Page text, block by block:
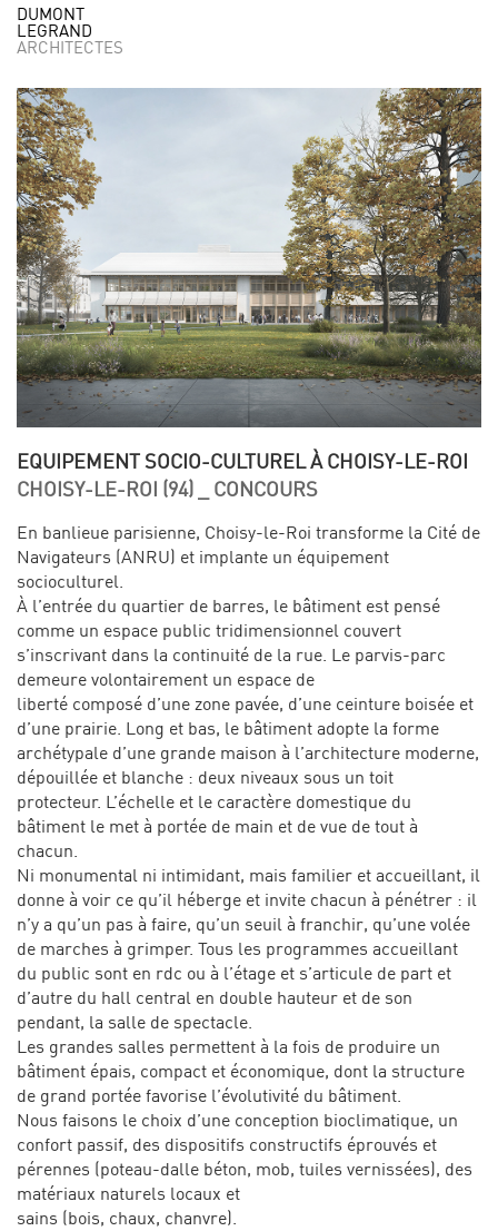
DUMONT
LEGRAND
ARCHITECTES
EQUIPEMENT SOCIO-CULTUREL À CHOISY-LE-ROI
CHOISY-LE-ROI (94) _ CONCOURS
En banlieue parisienne, Choisy-le-Roi transforme la Cité de
Navigateurs (ANRU) et implante un équipement
socioculturel.
À l’entrée du quartier de barres, le bâtiment est pensé
comme un espace public tridimensionnel couvert
s’inscrivant dans la continuité de la rue. Le parvis-parc
demeure volontairement un espace de
liberté composé d’une zone pavée, d’une ceinture boisée et
d’une prairie. Long et bas, le bâtiment adopte la forme
archétypale d’une grande maison à l’architecture moderne,
dépouillée et blanche : deux niveaux sous un toit
protecteur. L’échelle et le caractère domestique du
bâtiment le met à portée de main et de vue de tout à
chacun.
Ni monumental ni intimidant, mais familier et accueillant, il
donne à voir ce qu’il héberge et invite chacun à pénétrer : il
n’y a qu’un pas à faire, qu’un seuil à franchir, qu’une volée
de marches à grimper. Tous les programmes accueillant
du public sont en rdc ou à l’étage et s’articule de part et
d’autre du hall central en double hauteur et de son
pendant, la salle de spectacle.
Les grandes salles permettent à la fois de produire un
bâtiment épais, compact et économique, dont la structure
de grand portée favorise l’évolutivité du bâtiment.
Nous faisons le choix d’une conception bioclimatique, un
confort passif, des dispositifs constructifs éprouvés et
pérennes (poteau-dalle béton, mob, tuiles vernissées), des
matériaux naturels locaux et
sains (bois, chaux, chanvre).